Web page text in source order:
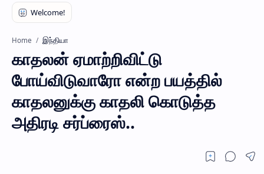
Home இந்தியா
காதலன் ஏமாற்றிவிட்டு
போய்விடுவாரோ என்ற பயத்தில்
காதலனுக்கு காதலி கொடுத்த
அதிரடி சர்ப்ரைஸ்..